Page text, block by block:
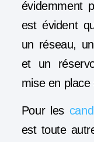
évidemment
est évident
un réseau,
et un
mise en place
Pour les
est toute